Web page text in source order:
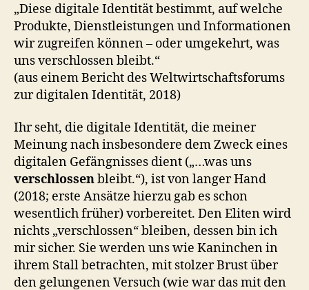
„Diese digitale Identität bestimmt, auf welche
Produkte, Dienstleistungen und Informationen
wir zugreifen können – oder umgekehrt, was
uns verschlossen bleibt.“
(aus einem Bericht des Weltwirtschaftsforums
zur digitalen Identität, 2018)
Ihr seht, die digitale Identität, die meiner
Meinung nach insbesondere dem Zweck eines
digitalen Gefängnisses dient („…was uns
verschlossenbleibt.“), ist von langer Hand
(2018; erste Ansätze hierzu gab es schon
wesentlich früher) vorbereitet. Den Eliten wird
nichts „verschlossen“ bleiben, dessen bin ich
mir sicher. Sie werden uns wie Kaninchen in
ihrem Stall betrachten, mit stolzer Brust über
den gelungenen Versuch (wie war das mit den